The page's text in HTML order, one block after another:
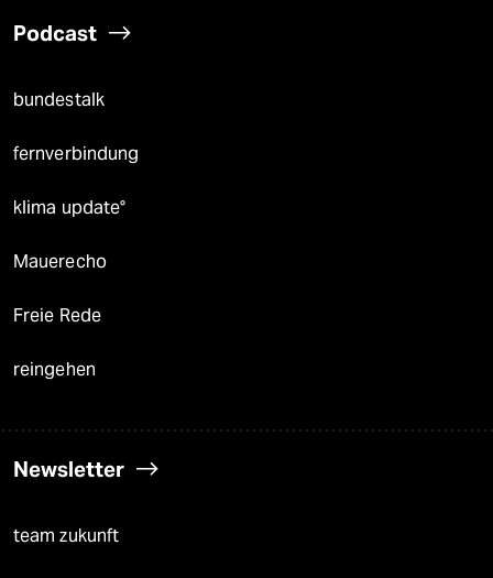
Podcast
bundestalk
fernverbindung
klima update°
Mauerecho
Freie Rede
reingehen
Newsletter
team zukunft